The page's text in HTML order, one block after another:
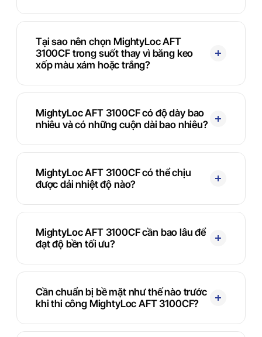
Tại sao nên chọn MightyLoc AFT
3100CF trong suốt thay vì băng keo
xốp màu xám hoặc trắng?
MightyLoc AFT 3100CF có độ dày bao
nhiêu và có những cuộn dài bao nhiêu?
MightyLoc AFT 3100CF có thể chịu
được dải nhiệt độ nào?
MightyLoc AFT 3100CF cần bao lâu để
đạt độ bền tối ưu?
Cần chuẩn bị bề mặt như thế nào trước
khi thi công MightyLoc AFT 3100CF?